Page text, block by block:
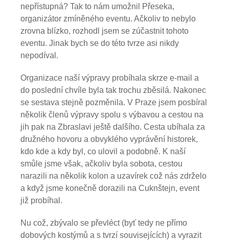
nepřístupná? Tak to nám umožnil Přeseka,
organizátor zmíněného eventu. Ačkoliv to nebylo
zrovna blízko, rozhodl jsem se zúčastnit tohoto
eventu. Jinak bych se do této tvrze asi nikdy
nepodíval.
Organizace naší výpravy probíhala skrze e-mail a
do poslední chvíle byla tak trochu zběsilá. Nakonec
se sestava stejně pozměnila. V Praze jsem posbíral
několik členů výpravy spolu s výbavou a cestou na
jih pak na Zbraslavi ještě dalšího. Cesta ubíhala za
družného hovoru a obvyklého vyprávění historek,
kdo kde a kdy byl, co ulovil a podobně. K naší
smůle jsme však, ačkoliv byla sobota, cestou
narazili na několik kolon a uzavírek což nás zdrželo
a když jsme konečně dorazili na Cuknštejn, event
již probíhal.
Nu což, zbývalo se převléct (byť tedy ne přímo
dobových kostýmů a s tvrzí souvisejících) a vyrazit